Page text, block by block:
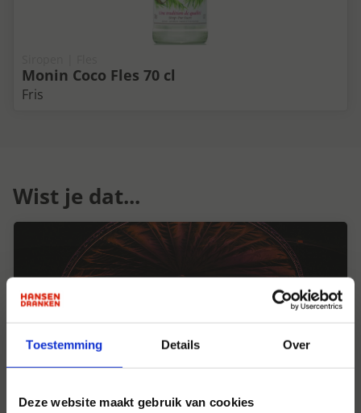
Toestemming Details Over
Deze website maakt gebruik van cookies
Monin Coco Fles 70 cl
Fris
Wist je dat...